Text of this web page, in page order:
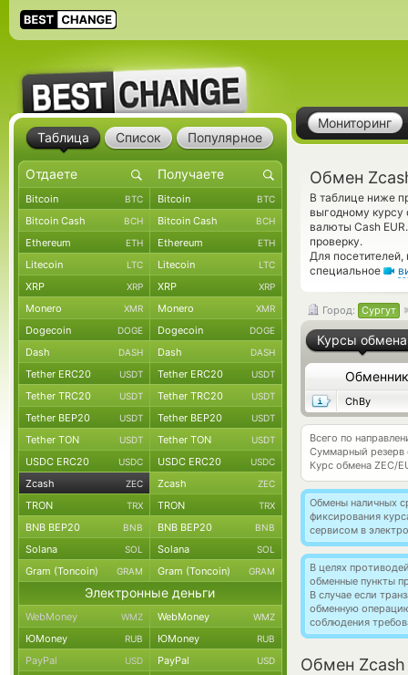
Мониторинг
Обмен
В таблице ниже
выгодному курсу
валюты Cash
проверку.
Для
специальное
Город: Сургут
Курсы обмена
Обменник
ChBy
Всего по
Суммарный резерв
Курс обмена ZEC/
Обмены наличных
фиксирования
сервисом в
В целях
обменные пункты
В случае если
обменную
соблюдения
Обмен Zcash
Таблица Список Популярное
Bitcoin BTC Bitcoin BTC
Bitcoin Cash BCH Bitcoin Cash BCH
Ethereum ETH Ethereum ETH
Litecoin LTC Litecoin LTC
XRP XRP XRP XRP
Monero XMR Monero XMR
Dogecoin DOGE Dogecoin DOGE
Dash DASH Dash DASH
Tether ERC20 USDT Tether ERC20 USDT
Tether TRC20 USDT Tether TRC20 USDT
Tether BEP20 USDT Tether BEP20 USDT
Tether TON USDT Tether TON USDT
USDC ERC20 USDC USDC ERC20 USDC
Zcash ZEC Zcash ZEC
TRON TRX TRON TRX
BNB BEP20 BNB BNB BEP20 BNB
Solana SOL Solana SOL
Gram (Toncoin) GRAM Gram (Toncoin) GRAM
Электронные деньги
WebMoney WMZ WebMoney WMZ
ЮMoney RUB ЮMoney RUB
PayPal USD PayPal USD